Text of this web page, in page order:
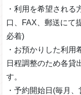
・利用を希望され
口、FAX、郵送にて
必着)
・お預かりした利
日程調整のため各貸
す。
・予約開始日(毎月